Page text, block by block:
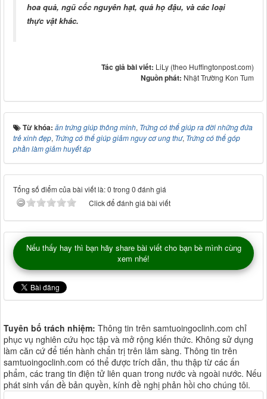
hoa quả, ngũ cốc nguyên hạt, quả họ đậu, và các loại
thực vật khác.
Tác giả bài viết: LiLy (theo Huffingtonpost.com)
Nguồn phát: Nhật Trường Kon Tum
Từ khóa: ăn trứng giúp thông minh, Trứng có thể giúp ra đời những đứa
trẻ xinh đẹp, Trứng có thể giúp giảm nguy cơ ung thư, Trứng có thể góp
phần làm giảm huyết áp
Tổng số điểm của bài viết là: 0 trong 0 đánh giá
Click để đánh giá bài viết
Nếu thấy hay thì bạn hãy share bài viết cho bạn bè mình cùng
xem nhé!
Tuyên bố trách nhiệm: Thông tin trên samtuoingoclinh.com chỉ
phục vụ nghiên cứu học tập và mở rộng kiến thức. Không sử dụng
làm căn cứ để tiến hành chẩn trị trên lâm sàng. Thông tin trên
samtuoingoclinh.com có thể được trích dẫn, thu thập từ các ấn
phẩm, các trang tin điện tử liên quan trong nước và ngoài nước. Nếu
phát sinh vấn đề bản quyền, kính đề nghị phản hồi cho chúng tôi.